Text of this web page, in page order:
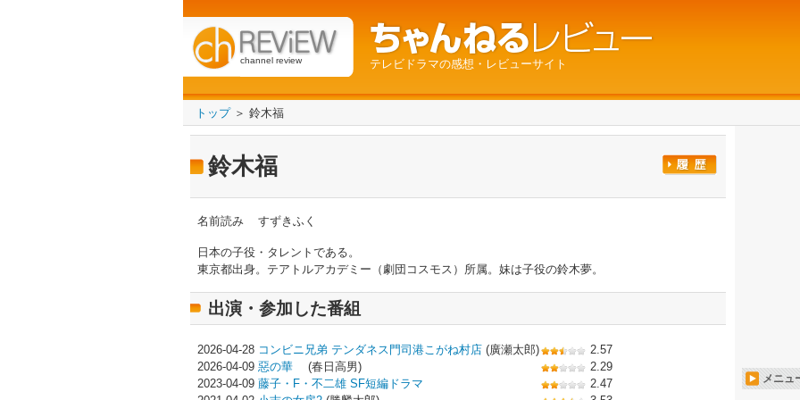
channel review テレビドラマの感想・レビューサイト
トップ＞ 鈴木福
鈴木福
名前読み すずきふく
日本の子役・タレントである。
東京都出身。テアトルアカデミー（劇団コスモス）所属。妹は子役の鈴木夢。
出演・参加した番組
2026-04-28 コンビニ兄弟 テンダネス門司港こがね村店 (廣瀬太郎)
2.57
2026-04-09 惡の華 (春日高男)
2.29
2023-04-09 藤子・F・不二雄 SF短編ドラマ
2.47
メニュ